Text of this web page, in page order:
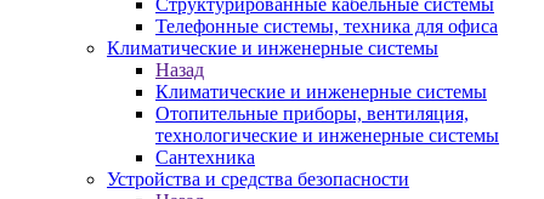
Структурированные кабельные системы
Телефонные системы, техника для офиса
Климатические и инженерные системы
Назад
Климатические и инженерные системы
Отопительные приборы, вентиляция,
технологические и инженерные системы
Сантехника
Устройства и средства безопасности